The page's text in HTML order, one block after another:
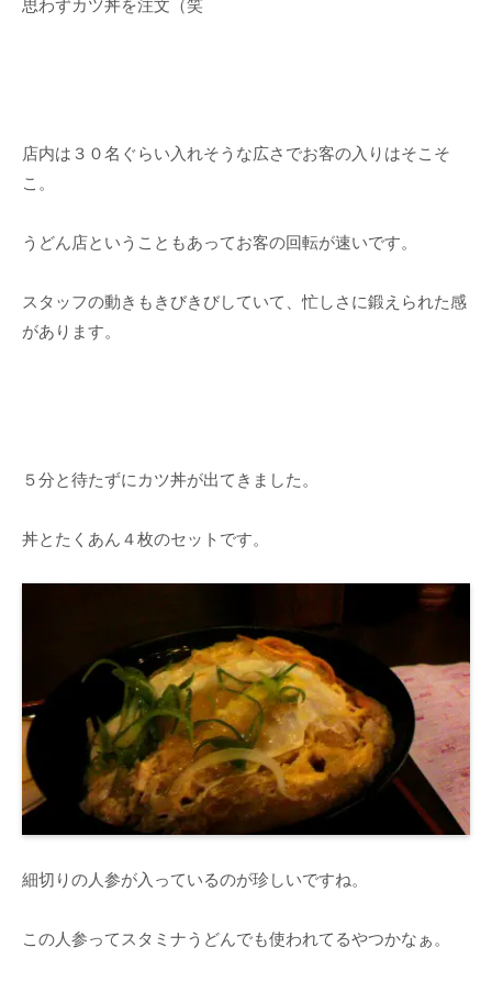
思わずカツ丼を注文（笑
店内は３０名ぐらい入れそうな広さでお客の入りはそこそ
こ。
うどん店ということもあってお客の回転が速いです。
スタッフの動きもきびきびしていて、忙しさに鍛えられた感
があります。
５分と待たずにカツ丼が出てきました。
丼とたくあん４枚のセットです。
細切りの人参が入っているのが珍しいですね。
この人参ってスタミナうどんでも使われてるやつかなぁ。